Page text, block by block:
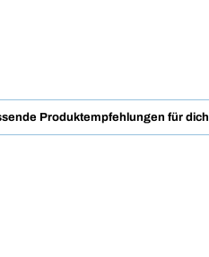
Produktempfehlungen für dich